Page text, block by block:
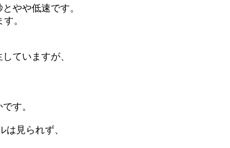
やや低速です。
。
ていますが、
す。
見られず、